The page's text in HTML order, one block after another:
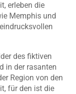
erleben die
Memphis und
des fiktiven
in der rasanten
Region von den
für den ist die